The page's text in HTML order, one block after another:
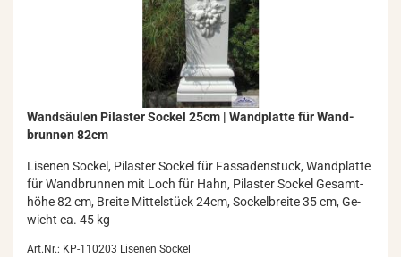
Wand­säu­len Pi­las­ter So­ckel 25cm | Wand­plat­te für Wand­
brun­nen 82cm
Li­se­nen So­ckel, Pi­las­ter So­ckel für Fas­sa­den­stuck, Wand­plat­te
für Wand­brun­nen mit Loch für Hahn, Pi­las­ter So­ckel Ge­samt­
hö­he 82 cm, Brei­te Mit­tel­stück 24cm, So­ckel­brei­te 35 cm, Ge­
wicht ca. 45 kg
Art.Nr.: KP-110203 Lisenen Sockel